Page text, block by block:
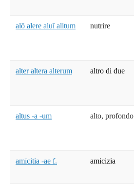
alō alere aluī alitum nutrire
alter altera alterum altro di due
altus -a -um alto, profondo
amīcitia -ae f. amicizia